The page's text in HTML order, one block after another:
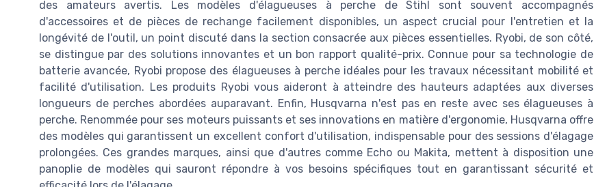
des amateurs avertis. Les modèles d'élagueuses à perche de Stihl sont souvent accompagnés
d'accessoires et de pièces de rechange facilement disponibles, un aspect crucial pour l'entretien et la
longévité de l'outil, un point discuté dans la section consacrée aux pièces essentielles. Ryobi, de son côté,
se distingue par des solutions innovantes et un bon rapport qualité-prix. Connue pour sa technologie de
batterie avancée, Ryobi propose des élagueuses à perche idéales pour les travaux nécessitant mobilité et
facilité d'utilisation. Les produits Ryobi vous aideront à atteindre des hauteurs adaptées aux diverses
longueurs de perches abordées auparavant. Enfin, Husqvarna n'est pas en reste avec ses élagueuses à
perche. Renommée pour ses moteurs puissants et ses innovations en matière d'ergonomie, Husqvarna offre
des modèles qui garantissent un excellent confort d'utilisation, indispensable pour des sessions d'élagage
prolongées. Ces grandes marques, ainsi que d'autres comme Echo ou Makita, mettent à disposition une
panoplie de modèles qui sauront répondre à vos besoins spécifiques tout en garantissant sécurité et